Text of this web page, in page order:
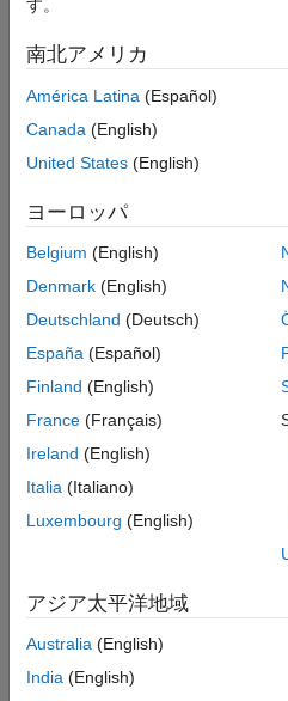
Description
Settings
See Also
Support Package for NVIDIA
Set the value of the TCP/IP
External mode uses this IP
target hardware and host
17725| integer from 1024 to
External mode uses the
target hardware.
Programmatic Use
You cannot set this parameter
Version History
Introduced in R2020b
Model Configuration
す。
南北アメリカ
América Latina (Español)
Canada (English)
United States (English)
ヨーロッパ
Belgium (English)
Denmark (English)
Deutschland (Deutsch)
España (Español)
Finland (English)
France (Français)
Ireland (English)
Italia (Italiano)
Luxembourg (English)
アジア太平洋地域
Australia (English)
India (English)